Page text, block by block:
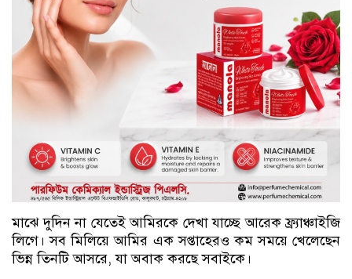
মাঝে দুদিন না যেতেই আমিরকে দেখা যাচ্ছে আরেক ফ্র্যাঞ্চাইজি
লিগে। সব মিলিয়ে আমির এক সপ্তাহেরও কম সময়ে খেলেছেন
ভিন্ন তিনটি আসরে, যা অবাক করছে সবাইকে।